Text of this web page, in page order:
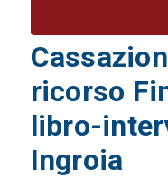
ricorso
libro-
Ingroia